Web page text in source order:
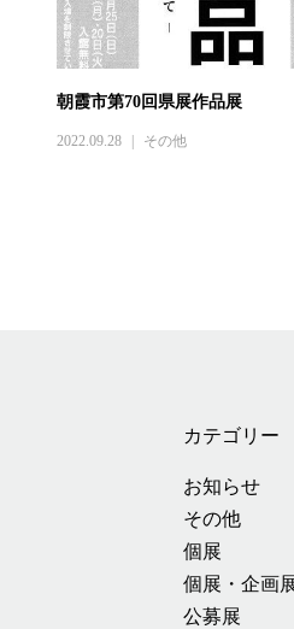
朝霞市第70回県展作品展
2022.09.28 その他
カテゴリー
お知らせ
その他
個展
個展・企画
公募展